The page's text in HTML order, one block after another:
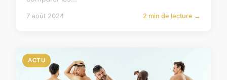
7 août 2024 2 min de lecture →
ACTU